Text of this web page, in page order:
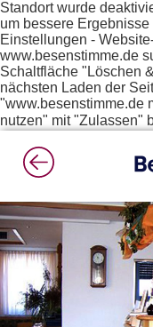
Standort wurde
um bessere
Einstellungen -
www.besenstimme.de
Schaltfläche "Löschen
nächsten Laden der
"www.besenstimme.de
nutzen" mit "Zulassen"